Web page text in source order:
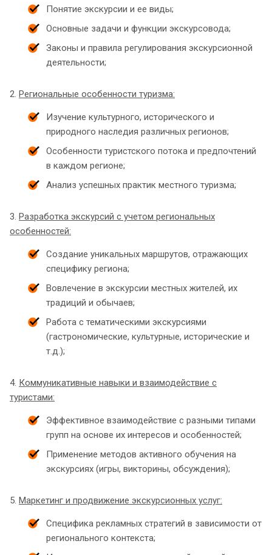
Понятие экскурсии и ее виды;
Основные задачи и функции экскурсовода;
Законы и правила регулирования экскурсионной
деятельности;
2. Региональные особенности туризма:
Изучение культурного, исторического и
природного наследия различных регионов;
Особенности туристского потока и предпочтений
в каждом регионе;
Анализ успешных практик местного туризма;
3. Разработка экскурсий с учетом региональных
особенностей:
Создание уникальных маршрутов, отражающих
специфику региона;
Вовлечение в экскурсии местных жителей, их
традиций и обычаев;
Работа с тематическими экскурсиями
(гастрономические, культурные, исторические и
т.д.);
4. Коммуникативные навыки и взаимодействие с
туристами:
Эффективное взаимодействие с разными типами
групп на основе их интересов и особенностей;
Применение методов активного обучения на
экскурсиях (игры, викторины, обсуждения);
5. Маркетинг и продвижение экскурсионных услуг:
Специфика рекламных стратегий в зависимости от
регионального контекста;